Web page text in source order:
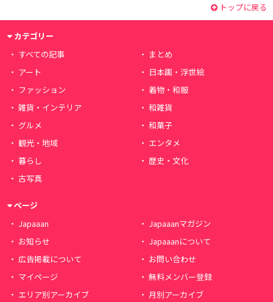
トップに戻る
カテゴリー
すべての記事
まとめ
アート
日本画・浮世絵
ファッション
着物・和服
雑貨・インテリア
和雑貨
グルメ
和菓子
観光・地域
エンタメ
暮らし
歴史・文化
古写真
ページ
Japaaan
Japaaanマガジン
お知らせ
Japaaanについて
広告掲載について
お問い合わせ
マイページ
無料メンバー登録
エリア別アーカイブ
月別アーカイブ